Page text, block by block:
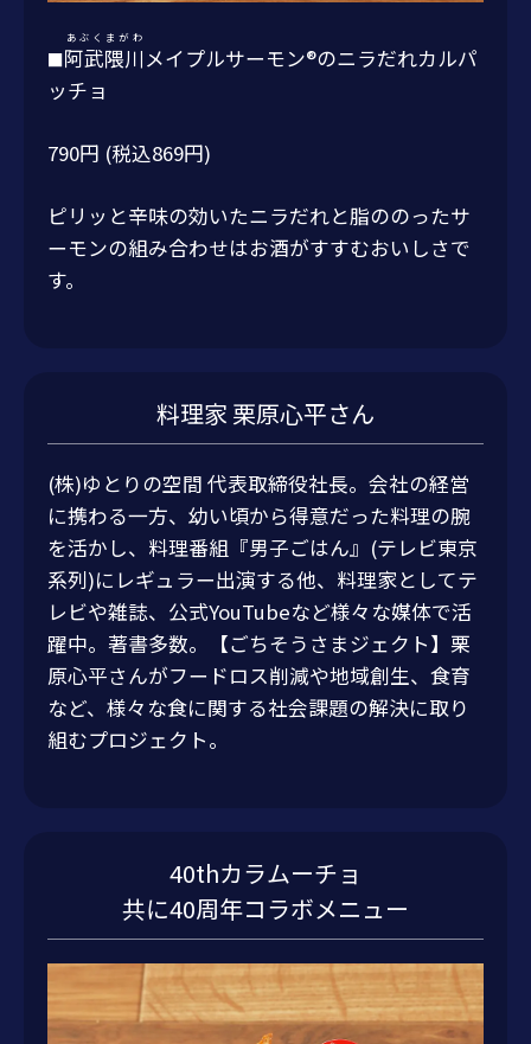
■阿武隈川
あぶくまがわ
メイプルサーモン®のニラだれカルパ
ッチョ
790円 (税込869円)
ピリッと辛味の効いたニラだれと脂ののったサ
ーモンの組み合わせはお酒がすすむおいしさで
す。
料理家 栗原心平さん
(株)ゆとりの空間 代表取締役社長。会社の経営
に携わる一方、幼い頃から得意だった料理の腕
を活かし、料理番組『男子ごはん』(テレビ東京
系列)にレギュラー出演する他、料理家としてテ
レビや雑誌、公式YouTubeなど様々な媒体で活
躍中。著書多数。【ごちそうさまジェクト】栗
原心平さんがフードロス削減や地域創生、食育
など、様々な食に関する社会課題の解決に取り
組むプロジェクト。
40thカラムーチョ
共に40周年コラボメニュー